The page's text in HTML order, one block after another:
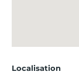
Localisation